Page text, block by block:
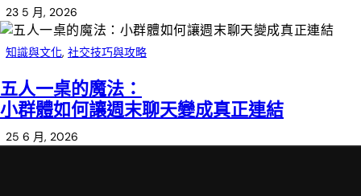
23 5 月, 2026
知識與文化, 社交技巧與攻略
五人一桌的魔法：
小群體如何讓週末聊天變成真正連結
25 6 月, 2026